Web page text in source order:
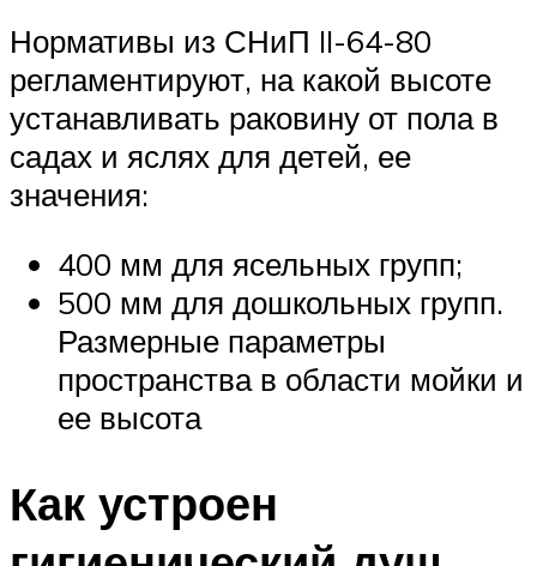
Нормативы из СНиП II-64-80
регламентируют, на какой высоте
устанавливать раковину от пола в
садах и яслях для детей, ее
значения:
400 мм для ясельных групп;
500 мм для дошкольных групп.
Размерные параметры
пространства в области мойки и
ее высота
Как устроен